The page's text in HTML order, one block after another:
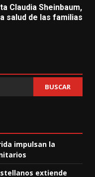
Claudia Sheinbaum,
salud de las familias
BUSCAR
impulsan la
extiende